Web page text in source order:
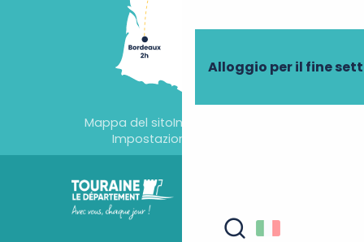
Alloggio per il fine
Mappa del sitoInformazioni legali
Impostazioni dei cookie